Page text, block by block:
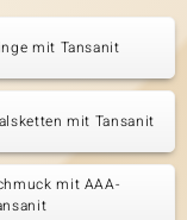
mit Tansanit
mit Tansanit
mit AAA-